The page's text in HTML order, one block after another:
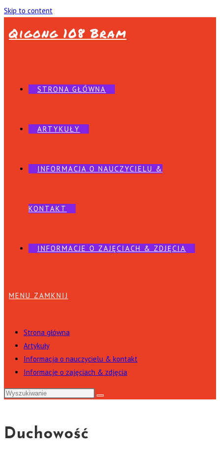
Skip to content
Qigong 108 Bram
STRONA GŁÓWNA
ARTYKUŁY
INFORMACJA O NAUCZYCIELU &
KONTAKT
INFORMACJE O ZAJĘCIACH & ZDJĘCIA
MENU ZAMKNIJ
Strona główna
Artykuły
Informacja o nauczycielu & kontakt
Informacje o zajęciach & zdjęcia
Duchowość